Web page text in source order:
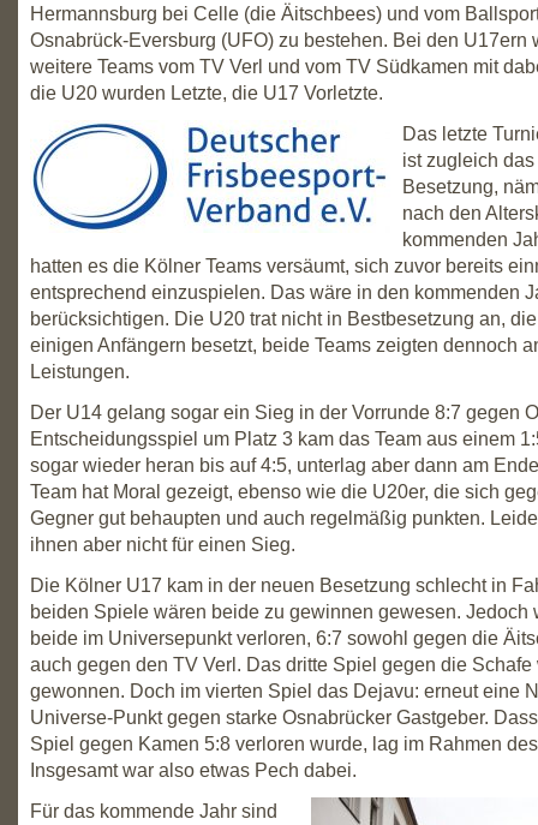
Hermannsburg bei Celle (die Äitschbees) und vom
Osnabrück-Eversburg (UFO) zu bestehen. Bei den U17ern
weitere Teams vom TV Verl und vom TV Südkamen mit
die U20 wurden Letzte, die U17 Vorletzte.
Das letzte
ist zugleich
Besetzung,
nach den
kommenden
hatten es die Kölner Teams versäumt, sich zuvor bereits
entsprechend einzuspielen. Das wäre in den kommenden
berücksichtigen. Die U20 trat nicht in Bestbesetzung an,
einigen Anfängern besetzt, beide Teams zeigten dennoch
Leistungen.
Der U14 gelang sogar ein Sieg in der Vorrunde 8:7 gegen
Entscheidungsspiel um Platz 3 kam das Team aus einem
sogar wieder heran bis auf 4:5, unterlag aber dann am
Team hat Moral gezeigt, ebenso wie die U20er, die sich
Gegner gut behaupten und auch regelmäßig punkten.
ihnen aber nicht für einen Sieg.
Die Kölner U17 kam in der neuen Besetzung schlecht in
beiden Spiele wären beide zu gewinnen gewesen. Jedoch
beide im Universepunkt verloren, 6:7 sowohl gegen die
auch gegen den TV Verl. Das dritte Spiel gegen die Schafe
gewonnen. Doch im vierten Spiel das Dejavu: erneut eine
Universe-Punkt gegen starke Osnabrücker Gastgeber.
Spiel gegen Kamen 5:8 verloren wurde, lag im Rahmen
Insgesamt war also etwas Pech dabei.
Für das kommende Jahr sind